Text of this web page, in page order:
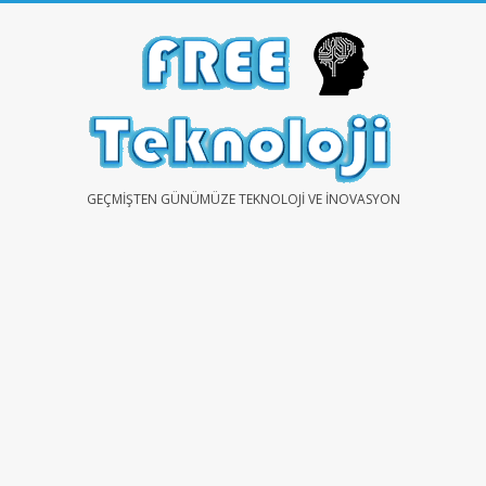
FREEGEÇMIŞTEN GÜNÜMÜZE TEKNOLOJI VE İNOVASYON